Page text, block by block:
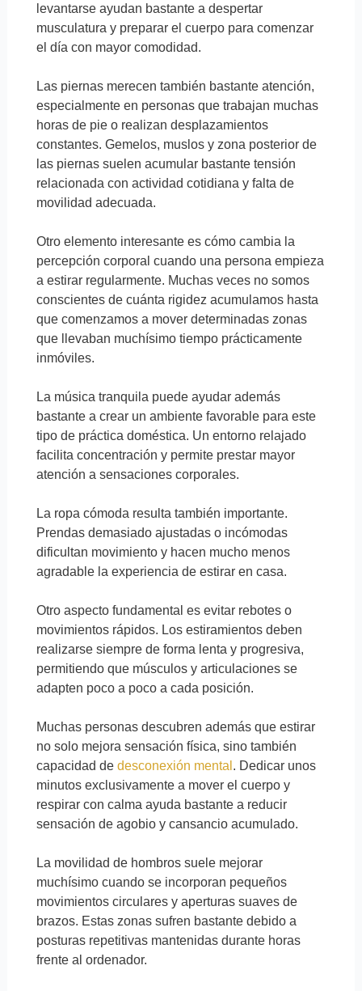
levantarse ayudan bastante a despertar
musculatura y preparar el cuerpo para comenzar
el día con mayor comodidad.
Las piernas merecen también bastante atención,
especialmente en personas que trabajan muchas
horas de pie o realizan desplazamientos
constantes. Gemelos, muslos y zona posterior de
las piernas suelen acumular bastante tensión
relacionada con actividad cotidiana y falta de
movilidad adecuada.
Otro elemento interesante es cómo cambia la
percepción corporal cuando una persona empieza
a estirar regularmente. Muchas veces no somos
conscientes de cuánta rigidez acumulamos hasta
que comenzamos a mover determinadas zonas
que llevaban muchísimo tiempo prácticamente
inmóviles.
La música tranquila puede ayudar además
bastante a crear un ambiente favorable para este
tipo de práctica doméstica. Un entorno relajado
facilita concentración y permite prestar mayor
atención a sensaciones corporales.
La ropa cómoda resulta también importante.
Prendas demasiado ajustadas o incómodas
dificultan movimiento y hacen mucho menos
agradable la experiencia de estirar en casa.
Otro aspecto fundamental es evitar rebotes o
movimientos rápidos. Los estiramientos deben
realizarse siempre de forma lenta y progresiva,
permitiendo que músculos y articulaciones se
adapten poco a poco a cada posición.
Muchas personas descubren además que estirar
no solo mejora sensación física, sino también
capacidad de desconexión mental . Dedicar unos
minutos exclusivamente a mover el cuerpo y
respirar con calma ayuda bastante a reducir
sensación de agobio y cansancio acumulado.
La movilidad de hombros suele mejorar
muchísimo cuando se incorporan pequeños
movimientos circulares y aperturas suaves de
brazos. Estas zonas sufren bastante debido a
posturas repetitivas mantenidas durante horas
frente al ordenador.